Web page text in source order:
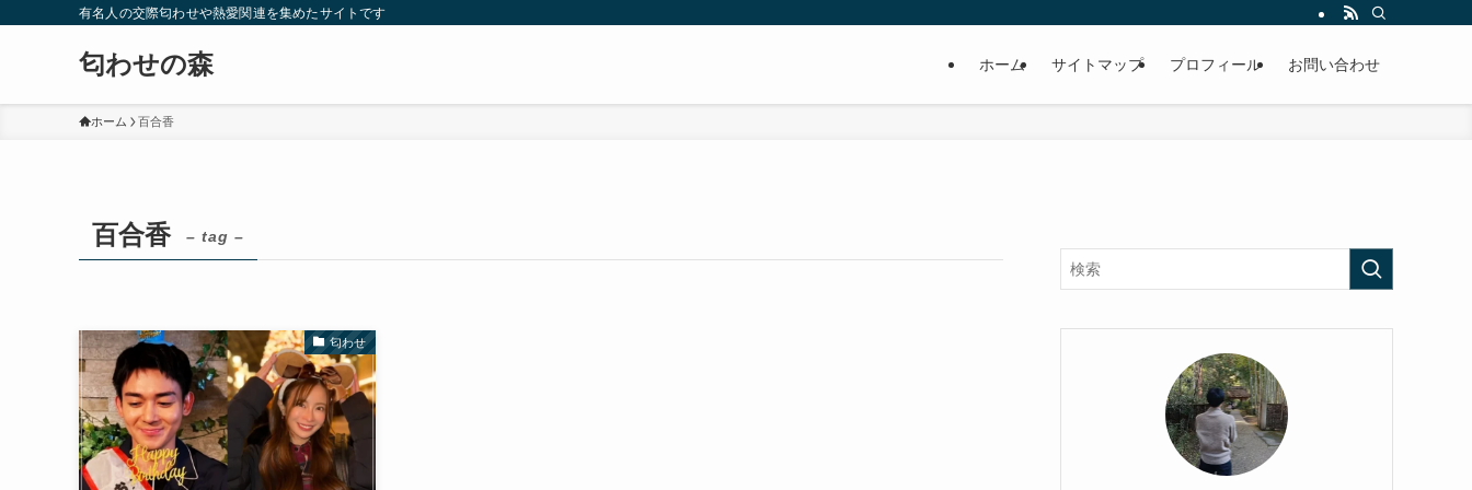
有名人の交際匂わせや熱愛関連を集めたサイトです
匂わせの森 ホーム サイトマップ プロフィール お問い合わせ
ホーム 百合香
百合香 – tag –
匂わせ